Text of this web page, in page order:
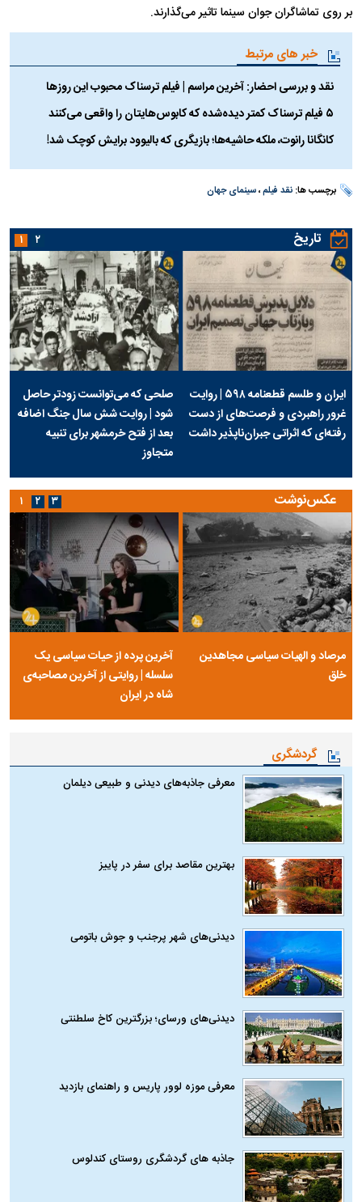
بر روی تماشاگران جوان سینما تاثیر می‌گذارند.
خبر های مرتبط
نقد و بررسی احضار: آخرین مراسم | فیلم ترسناک محبوب این روزها
۵ فیلم ترسناک کمتر دیده‌شده که کابوس‌هایتان را واقعی می‌کنند
کانگانا رانوت، ملکه حاشیه‌ها؛ بازیگری که بالیوود برایش کوچک شد!
برچسب ها:نقد فیلم،سینمای جهان
تاریخ
ایران و طلسم قطعنامه ۵۹۸ | روایت
غرور راهبردی و فرصت‌های از دست
رفته‌ای که اثراتی جبران‌ناپذیر داشت
صلحی که می‌توانست زودتر حاصل
شود | روایت شش سال جنگ اضافه
بعد از فتح خرمشهر برای تنبیه
متجاوز
۱ ۲
عکس‌نوشت
مرصاد و الهیات سیاسی مجاهدین
خلق
آخرین پرده از حیات سیاسی یک
سلسله | روایتی از آخرین مصاحبه‌ی
شاه در ایران
۱ ۲ ۳
گردشگری
معرفی جاذبه‌های دیدنی و طبیعی دیلمان
بهترین مقاصد برای سفر در پاییز
دیدنی‌های شهر پرجنب و جوش باتومی
دیدنی‌های ورسای؛ بزرگترین کاخ سلطنتی
معرفی موزه لوور پاریس و راهنمای بازدید
جاذبه های گردشگری روستای کندلوس